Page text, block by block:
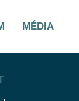
MÉDIA